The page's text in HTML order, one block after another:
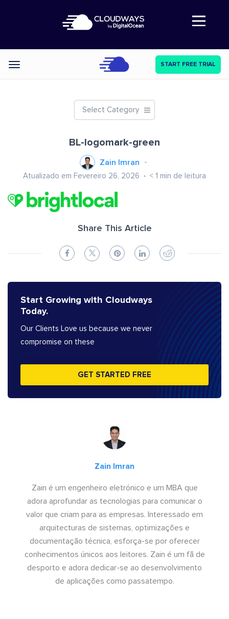
Abre a navegação
Categories START FREE TRIAL
Select Category
BL-logomark-green
Zain Imran
Atualizado em Fevereiro 26, 2026 < 1 min de leitura
Share This Article
Start Growing with Cloudways
Today.
Our Clients Love us because we never
compromise on these
GET STARTED FREE
Zain Imran
Zain é um engenheiro eletrónico e um MBA que
adora aprofundar as tecnologias para comunicar o
valor que criam para as empresas. Interessado em
arquitecturas de sistemas, optimizações e
documentação técnica, esforça-se por oferecer
conhecimentos únicos aos leitores. Zain é um fã de
desporto e adora dedicar-se ao desenvolvimento
de aplicações como passatempo.